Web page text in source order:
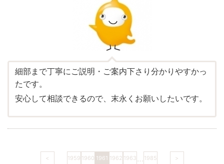
細部まで丁寧にご説明・ご案内下さり分かりやすかっ
たです。
安心して相談できるので、末永くお願いしたいです。
< 1959 1960 1961 1962 1963 … 1985 >